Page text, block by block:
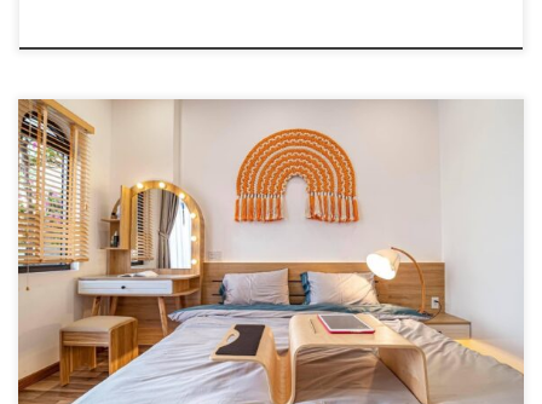
Ein Massivholz-Kleiderschrank kann mehr sein als Stauraum: Er wirkt
als ruhiger Fixpunkt im Raum und unterstützt eine Atmosphäre der
Gelassenheit. Die Kombination aus natürlichem Material,
reduzierter Formgebung und funktionaler Ordnung fördert ein
Umfeld, das mentale Entspannung erleichtert. Wer Möbel als Teil
einer persönlichen Rückzugszone versteht, betrachtet jedes Stück
als Baustein […]